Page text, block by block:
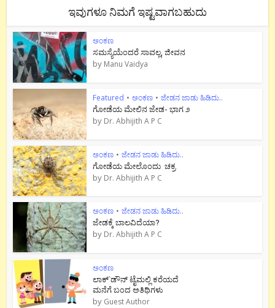
ಇವುಗಳೂ ನಿಮಗೆ ಇಷ್ಟವಾಗಬಹುದು
ಅಂಕಣ
ಸಮಸ್ಯೆಯೆಂದರೆ ಸಾವಲ್ಲ, ಜೀವನ
by Manu Vaidya
Featured • ಅಂಕಣ • ಜೇಡನ ಜಾಡು ಹಿಡಿದು..
ಗೋಡೆಯ ಮೇಲಿನ ಜೇಡ- ಭಾಗ ೨
by Dr. Abhijith A P C
ಅಂಕಣ • ಜೇಡನ ಜಾಡು ಹಿಡಿದು..
ಗೋಡೆಯ ಮೇಲೊಂದು ಚಕ್ರ
by Dr. Abhijith A P C
ಅಂಕಣ • ಜೇಡನ ಜಾಡು ಹಿಡಿದು..
ಜೇಡಕ್ಕೆ ಬಾಲವಿದೆಯಾ?
by Dr. Abhijith A P C
ಅಂಕಣ
ಲಾಕ್`ಡೌನ್ ಟೈಮಲ್ಲಿ ಕರೆಯದೆ
ಮನೆಗೆ ಬಂದ ಅತಿಥಿಗಳು
by Guest Author